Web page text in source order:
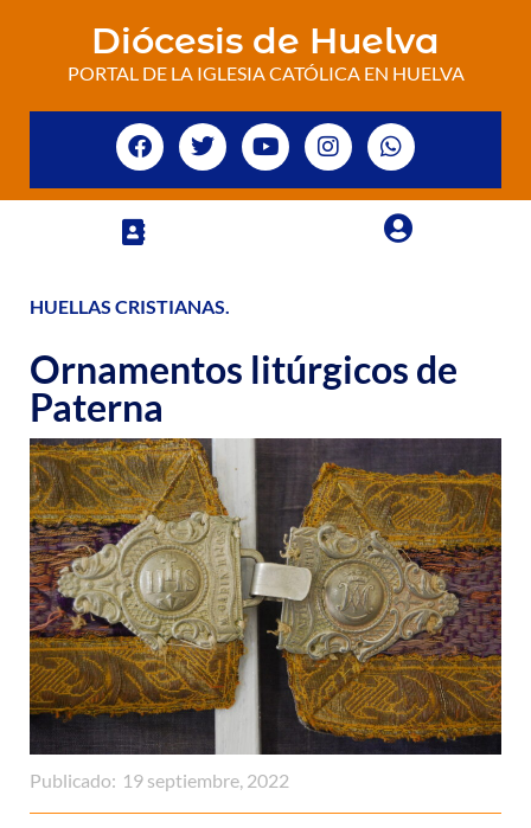
Diócesis de Huelva
PORTAL DE LA IGLESIA CATÓLICA EN HUELVA
HUELLAS CRISTIANAS.
Ornamentos litúrgicos de
Paterna
Publicado: 19 septiembre, 2022